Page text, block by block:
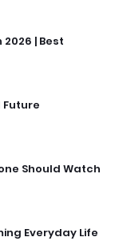
| Best
Future
Should Watch
Everyday Life